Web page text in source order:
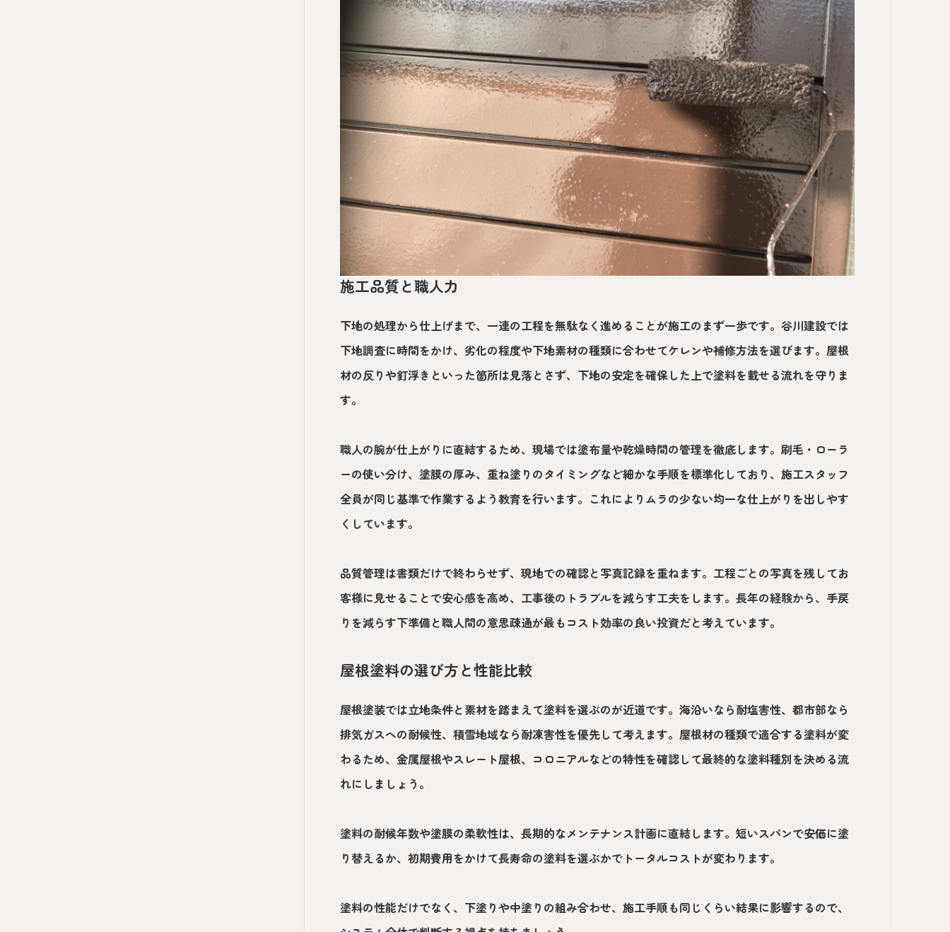
施工品質と職人力
下地の処理から仕上げまで、一連の工程を無駄なく進めることが施工のまず一歩です。谷川建設では
下地調査に時間をかけ、劣化の程度や下地素材の種類に合わせてケレンや補修方法を選びます。屋根
材の反りや釘浮きといった箇所は見落とさず、下地の安定を確保した上で塗料を載せる流れを守りま
す。
職人の腕が仕上がりに直結するため、現場では塗布量や乾燥時間の管理を徹底します。刷毛・ローラ
ーの使い分け、塗膜の厚み、重ね塗りのタイミングなど細かな手順を標準化しており、施工スタッフ
全員が同じ基準で作業するよう教育を行います。これによりムラの少ない均一な仕上がりを出しやす
くしています。
品質管理は書類だけで終わらせず、現地での確認と写真記録を重ねます。工程ごとの写真を残してお
客様に見せることで安心感を高め、工事後のトラブルを減らす工夫をします。長年の経験から、手戻
りを減らす下準備と職人間の意思疎通が最もコスト効率の良い投資だと考えています。
屋根塗料の選び方と性能比較
屋根塗装では立地条件と素材を踏まえて塗料を選ぶのが近道です。海沿いなら耐塩害性、都市部なら
排気ガスへの耐候性、積雪地域なら耐凍害性を優先して考えます。屋根材の種類で適合する塗料が変
わるため、金属屋根やスレート屋根、コロニアルなどの特性を確認して最終的な塗料種別を決める流
れにしましょう。
塗料の耐候年数や塗膜の柔軟性は、長期的なメンテナンス計画に直結します。短いスパンで安価に塗
り替えるか、初期費用をかけて長寿命の塗料を選ぶかでトータルコストが変わります。
塗料の性能だけでなく、下塗りや中塗りの組み合わせ、施工手順も同じくらい結果に影響するので、